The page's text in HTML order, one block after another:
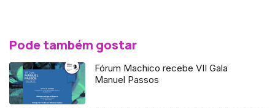
Pode também gostar
Fórum Machico recebe VII Gala
Manuel Passos